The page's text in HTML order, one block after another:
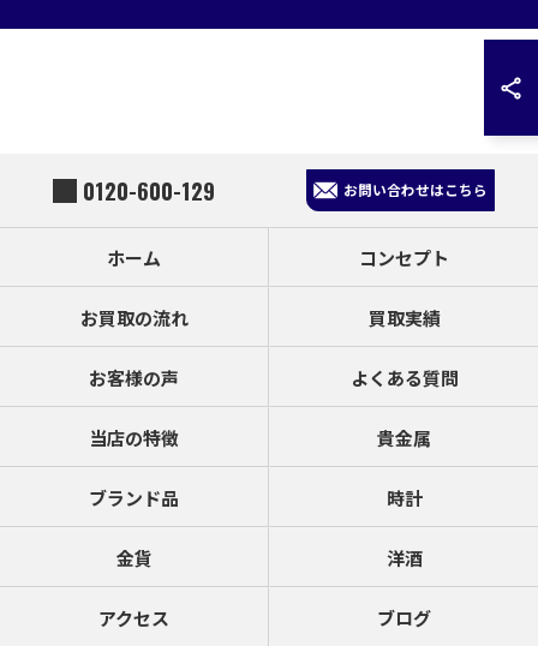
0120-600-129 お問い合わせはこちら
ホーム コンセプト
お買取の流れ 買取実績
お客様の声 よくある質問
当店の特徴 貴金属
ブランド品 時計
金貨 洋酒
アクセス ブログ